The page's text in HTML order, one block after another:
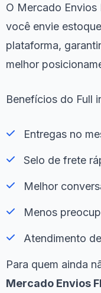
O Mercado
você envie
plataforma,
melhor
Benefícios do Full
Entregas no
Selo de frete
Melhor
Menos
Atendimento
Para quem ainda
Mercado Envios